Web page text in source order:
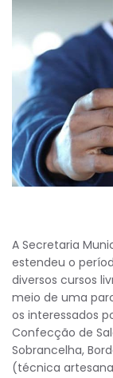
A Secretaria
estendeu o
diversos cursos
meio de uma
os interessados
Confecção de
Sobrancelha,
(técnica